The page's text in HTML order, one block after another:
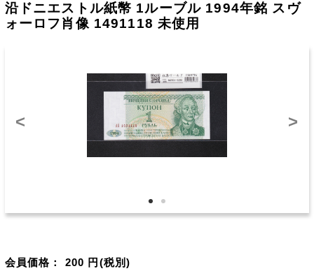
沿ドニエストル紙幣 1ルーブル 1994年銘 スヴ
ォーロフ肖像 1491118 未使用
< >
会員価格： 200 円(税別)